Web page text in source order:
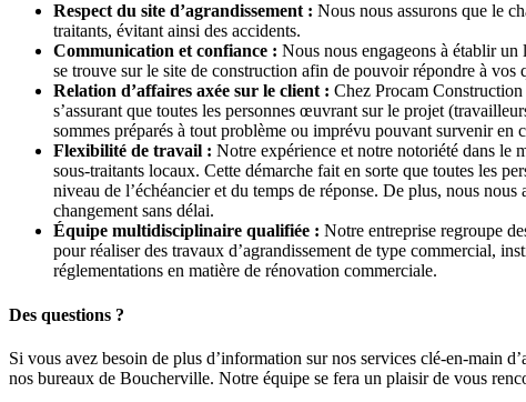
Respect du site d’agrandissement : Nous nous assurons que le
traitants, évitant ainsi des accidents.
Communication et confiance : Nous nous engageons à établir
se trouve sur le site de construction afin de pouvoir répondre à
Relation d’affaires axée sur le client : Chez Procam
s’assurant que toutes les personnes œuvrant sur le projet
sommes préparés à tout problème ou imprévu pouvant survenir
Flexibilité de travail : Notre expérience et notre notoriété dans le
sous-traitants locaux. Cette démarche fait en sorte que toutes les
niveau de l’échéancier et du temps de réponse. De plus, nous
changement sans délai.
Équipe multidisciplinaire qualifiée : Notre entreprise regroupe
pour réaliser des travaux d’agrandissement de type commercial,
réglementations en matière de rénovation commerciale.
Des questions ?
Si vous avez besoin de plus d’information sur nos services clé-en-main
nos bureaux de Boucherville. Notre équipe se fera un plaisir de vous